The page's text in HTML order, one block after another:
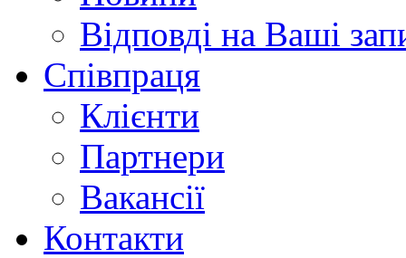
Відповді на Ваші
Співпраця
Клієнти
Партнери
Вакансії
Контакти